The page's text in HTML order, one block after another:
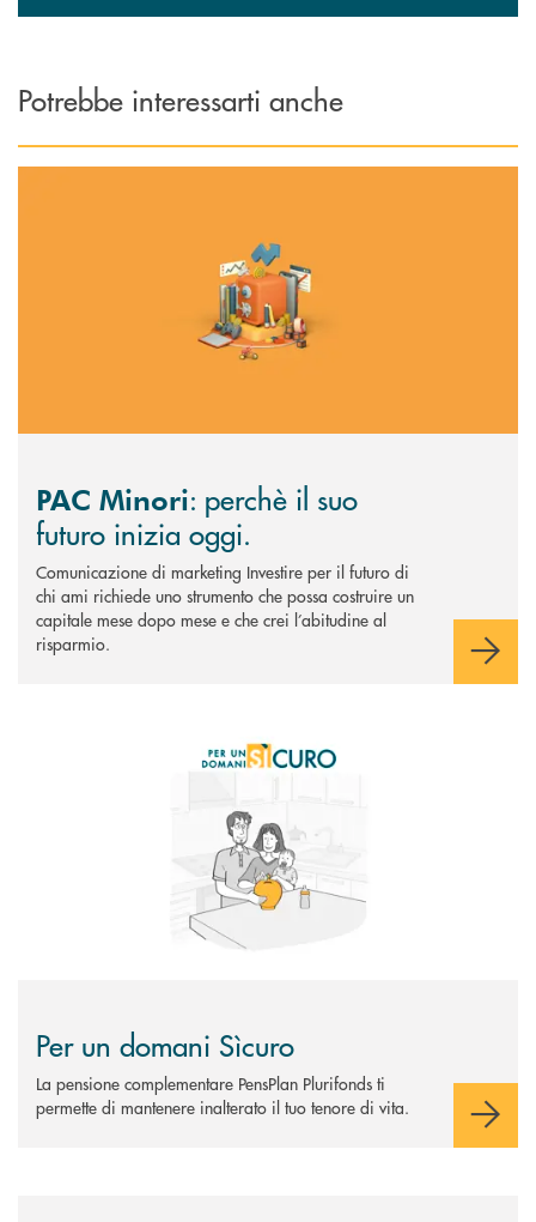
Potrebbe interessarti anche
PAC Minori: perchè il suo
futuro inizia oggi.
Comunicazione di marketing Investire per il futuro di
chi ami richiede uno strumento che possa costruire un
capitale mese dopo mese e che crei l’abitudine al
risparmio.
Per un domani Sìcuro
La pensione complementare PensPlan Plurifonds ti
permette di mantenere inalterato il tuo tenore di vita.